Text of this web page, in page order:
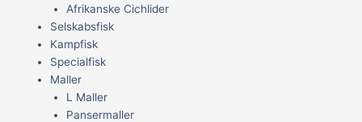
Afrikanske Cichlider
Selskabsfisk
Kampfisk
Specialfisk
Maller
L Maller
Pansermaller